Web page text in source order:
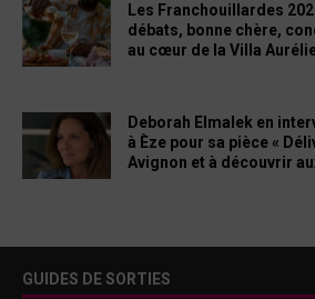
Les Franchouillardes
débats, bonne chère,
au cœur de la Villa
Deborah Elmalek en
à Èze pour sa pièce «
Avignon et à découvrir
GUIDES DE SORTIES